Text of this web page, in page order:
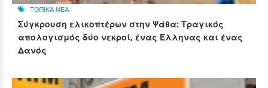
ΤΟΠΙΚΑ ΝΕΑ
Σύγκρουση ελικοπτέρων στην Ψάθα: Τραγικός
απολογισμός δύο νεκροί, ένας Έλληνας και ένας
Δανός